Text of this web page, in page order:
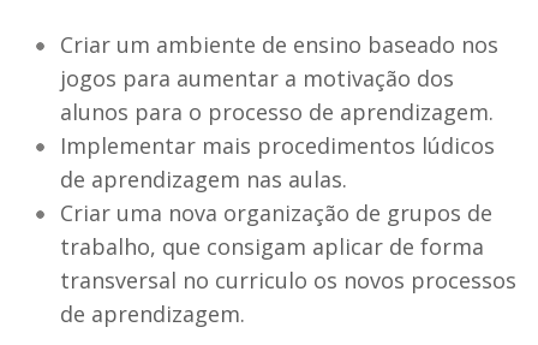
Criar um ambiente de ensino baseado nos
jogos para aumentar a motivação dos
alunos para o processo de aprendizagem.
Implementar mais procedimentos lúdicos
de aprendizagem nas aulas.
Criar uma nova organização de grupos de
trabalho, que consigam aplicar de forma
transversal no curriculo os novos processos
de aprendizagem.